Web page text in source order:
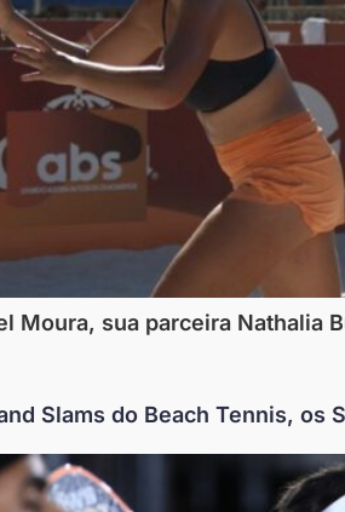
Moura, sua parceira
Slams do Beach Tennis, os